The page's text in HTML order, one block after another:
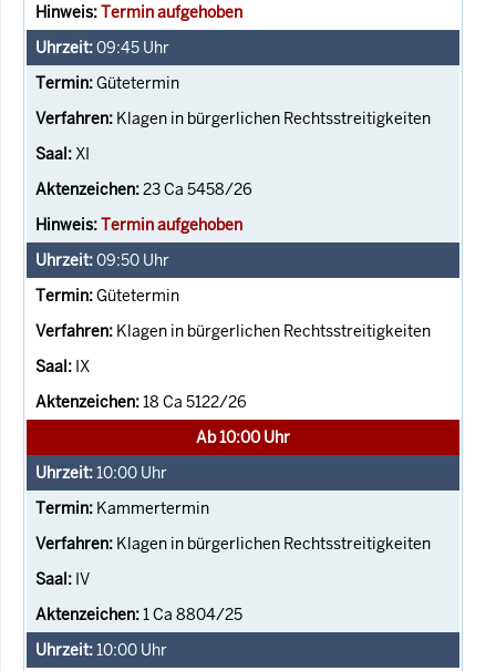
Termin aufgehoben
09:45 Uhr
Gütetermin
Klagen in bürgerlichen Rechtsstreitigkeiten
XI
23 Ca 5458/26
Termin aufgehoben
09:50 Uhr
Gütetermin
Klagen in bürgerlichen Rechtsstreitigkeiten
IX
18 Ca 5122/26
Ab 10:00 Uhr
10:00 Uhr
Kammertermin
Klagen in bürgerlichen Rechtsstreitigkeiten
IV
1 Ca 8804/25
10:00 Uhr